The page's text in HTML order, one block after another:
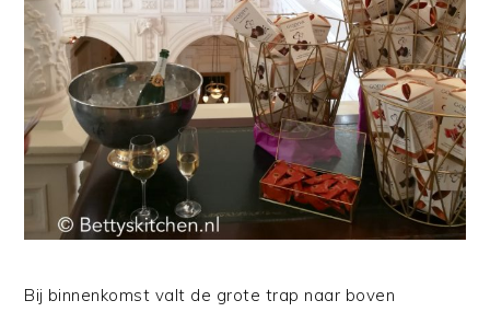
Bij binnenkomst valt de grote trap naar boven